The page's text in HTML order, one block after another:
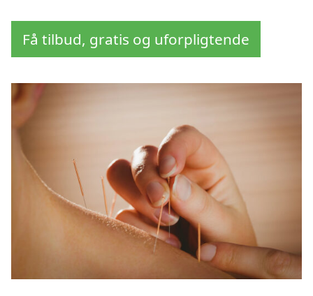
Få tilbud, gratis og uforpligtende